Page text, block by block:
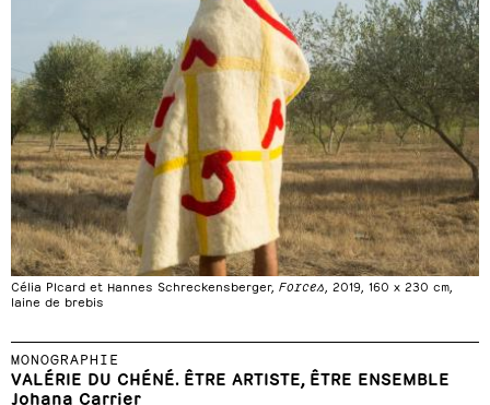
Célia PIcard et Hannes Schreckensberger, Forces , 2019, 160 x 230 cm,
laine de brebis
MONOGRAPHIE
VALÉRIE DU CHÉNÉ. ÊTRE ARTISTE, ÊTRE ENSEMBLE
Johana Carrier